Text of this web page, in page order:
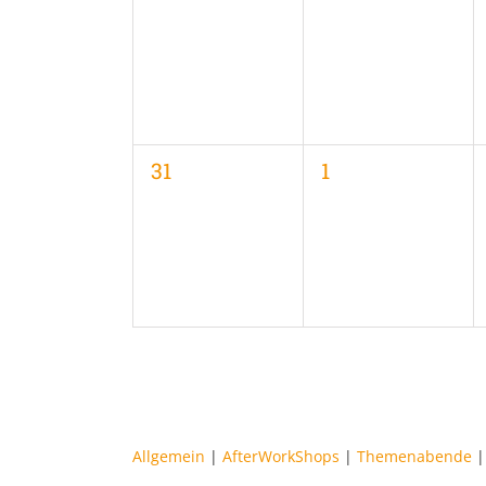
0
31
0
1
Allgemein | AfterWorkShops | Themenabende |